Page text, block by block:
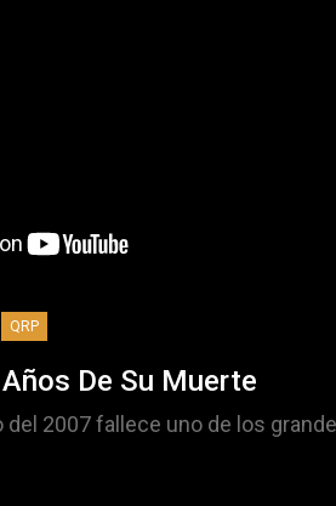
QRP
De Su Muerte
del 2007 fallece uno de los